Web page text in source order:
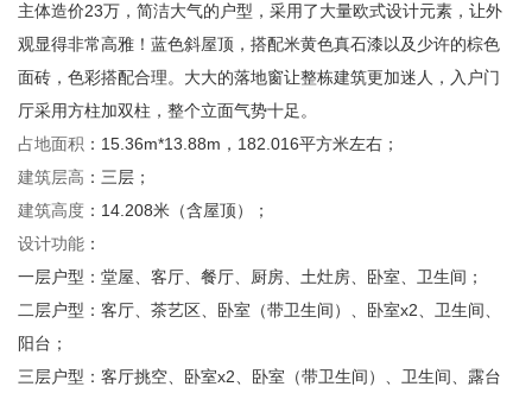
主体造价23万，简洁大气的户型，采用了大量欧式设计元素，让外
观显得非常高雅！蓝色斜屋顶，搭配米黄色真石漆以及少许的棕色
面砖，色彩搭配合理。大大的落地窗让整栋建筑更加迷人，入户门
厅采用方柱加双柱，整个立面气势十足。
占地面积 ： 15.36m*13.88m ， 182.016平方米左右；
建筑层高 ：三层；
建筑高度 ： 14.208米（含屋顶）；
设计功能 ：
一层户型：堂屋、客厅、餐厅、厨房、土灶房、卧室、卫生间；
二层户型：客厅、茶艺区、卧室（带卫生间）、卧室x2 、卫生间、
阳台；
三层户型：客厅挑空、卧室x2 、卧室（带卫生间）、卫生间、露台